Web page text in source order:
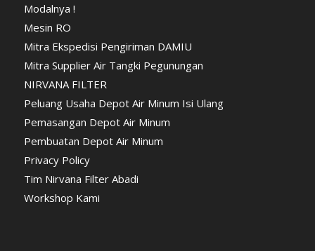
Modalnya !
Mesin RO
Mitra Ekspedisi Pengiriman DAMIU
Mitra Supplier Air Tangki Pegunungan
NIRVANA FILTER
Peluang Usaha Depot Air Minum Isi Ulang
Pemasangan Depot Air Minum
Pembuatan Depot Air Minum
Privacy Policy
Tim Nirvana Filter Abadi
Workshop Kami